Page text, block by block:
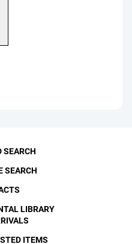
SEARCH
SEARCH
LIBRARY
ITEMS